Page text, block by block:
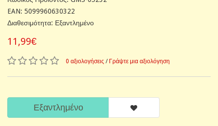
EAN: 5099960630322
Διαθεσιμότητα: Εξαντλημένο
11,99€
0 αξιολογήσεις / Γράψτε μια αξιολόγηση
Εξαντλημένο